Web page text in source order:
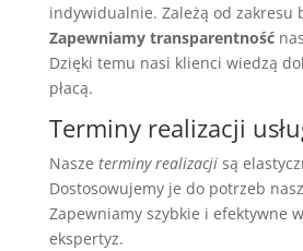
indywidualnie. Zależą od zakresu
Zapewniamy transparentność
Dzięki temu nasi klienci wiedzą
płacą.
Terminy realizacji
Nasze terminy realizacjisą
Dostosowujemy je do potrzeb
Zapewniamy szybkie i efektywne
ekspertyz.